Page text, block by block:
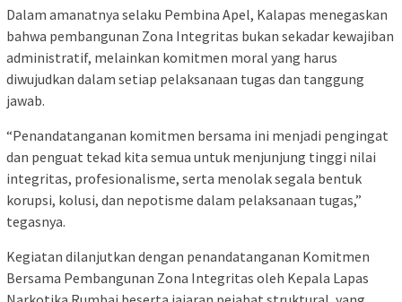
Dalam amanatnya selaku Pembina Apel, Kalapas menegaskan
bahwa pembangunan Zona Integritas bukan sekadar kewajiban
administratif, melainkan komitmen moral yang harus
diwujudkan dalam setiap pelaksanaan tugas dan tanggung
jawab.
“Penandatanganan komitmen bersama ini menjadi pengingat
dan penguat tekad kita semua untuk menjunjung tinggi nilai
integritas, profesionalisme, serta menolak segala bentuk
korupsi, kolusi, dan nepotisme dalam pelaksanaan tugas,”
tegasnya.
Kegiatan dilanjutkan dengan penandatanganan Komitmen
Bersama Pembangunan Zona Integritas oleh Kepala Lapas